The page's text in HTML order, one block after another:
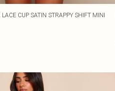
CUP SATIN STRAPPY SHIFT MINI